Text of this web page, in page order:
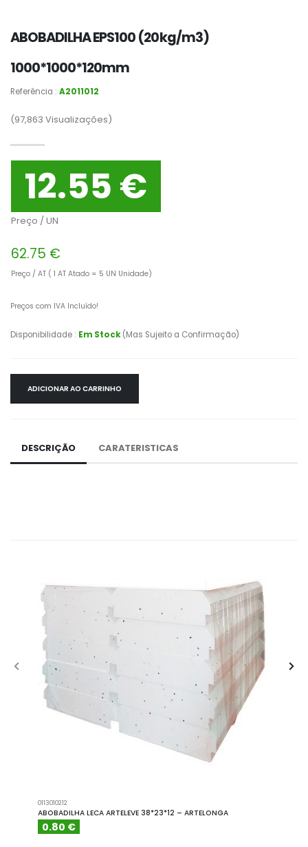
ABOBADILHA EPS100 (20kg/m3)
1000*1000*120mm
Referência : A2011012
(97,863 Visualizações)
12.55 €
Preço / UN
62.75 €
Preço / AT ( 1 AT Atado = 5 UN Unidade)
Preços com IVA Incluído!
Disponibilidade : Em Stock(Mas Sujeito a Confirmação)
ADICIONAR AO CARRINHO
DESCRIÇÃO CARATERISTICAS
0113010212
ABOBADILHA LECA ARTELEVE 38*23*12 – ARTELONGA
0.80 €